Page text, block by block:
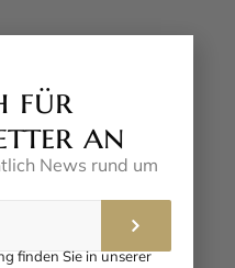
für
an
News rund um
finden Sie in unserer